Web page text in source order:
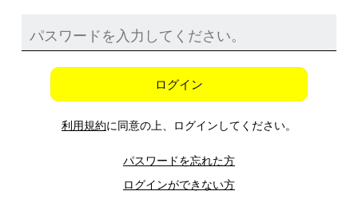
ログイン
利用規約に同意の上、ログインしてください。
パスワードを忘れた方
ログインができない方